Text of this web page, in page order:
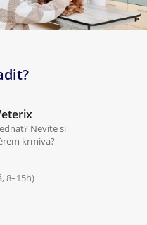
Nevíte si
krmiva?
8–15h)